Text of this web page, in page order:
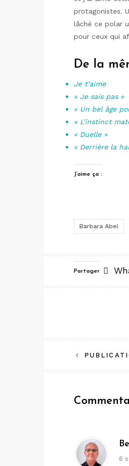
protagonistes.
lâché ce polar
pour ceux qui
De la
Je t’aime
« Je sais pas »
« Un bel âge
« L’instinct
« Duelle »
« Derrière la
J’aime ça :
Barbara Abel
Partager
de
l’article
6